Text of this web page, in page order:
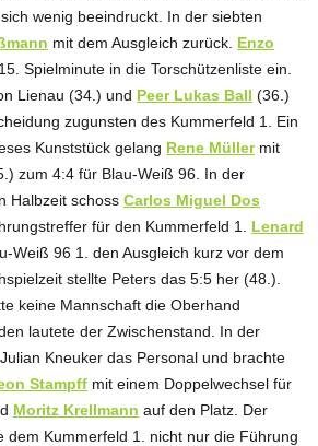
wenig beeindruckt. In der siebten
mit dem Ausgleich zurück. Enzo
Spielminute in die Torschützenliste ein.
Lienau (34.) und Peer Lukas Ball (36.)
zugunsten des Kummerfeld 1. Ein
Kunststück gelang Rene Müllermit
zum 4:4 für Blau-Weiß 96. In der
Halbzeit schoss Carlos Miguel Dos
für den Kummerfeld 1. Lenard
Weiß 96 1. den Ausgleich kurz vor dem
stellte Peters das 5:5 her (48.).
keine Mannschaft die Oberhand
lautete der Zwischenstand. In der
Kneuker das Personal und brachte
Stampff mit einem Doppelwechsel für
Moritz Krellmann auf den Platz. Der
dem Kummerfeld 1. nicht nur die Führung